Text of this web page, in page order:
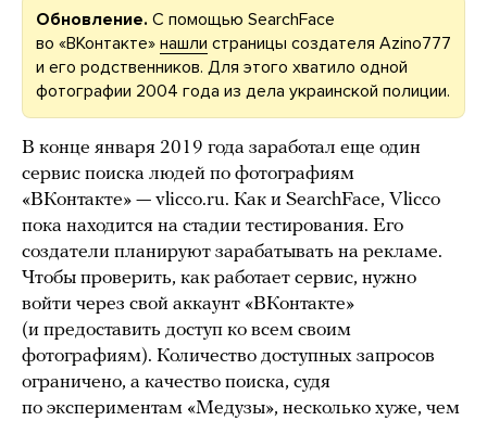
Обновление. C помощью SearchFace
во «ВКонтакте» нашли страницы создателя Azino777
и его родственников. Для этого хватило одной
фотографии 2004 года из дела украинской полиции.
В конце января 2019 года заработал еще один
сервис поиска людей по фотографиям
«ВКонтакте» — vlicco.ru. Как и SearchFace, Vlicco
пока находится на стадии тестирования. Его
создатели планируют зарабатывать на рекламе.
Чтобы проверить, как работает сервис, нужно
войти через свой аккаунт «ВКонтакте»
(и предоставить доступ ко всем своим
фотографиям). Количество доступных запросов
ограничено, а качество поиска, судя
по экспериментам «Медузы», несколько хуже, чем